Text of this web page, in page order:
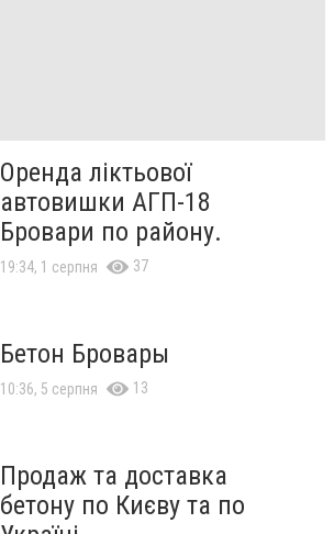
Оренда ліктьової
автовишки АГП-18
Бровари по району.
19:34, 1 серпня 37
Бетон Бровары
10:36, 5 серпня 13
Продаж та доставка
бетону по Києву та по